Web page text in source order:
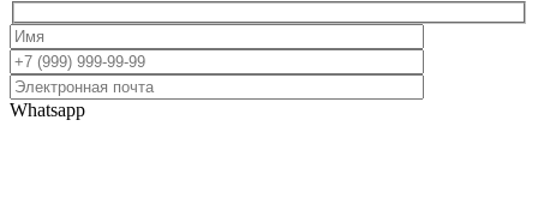
Whatsapp